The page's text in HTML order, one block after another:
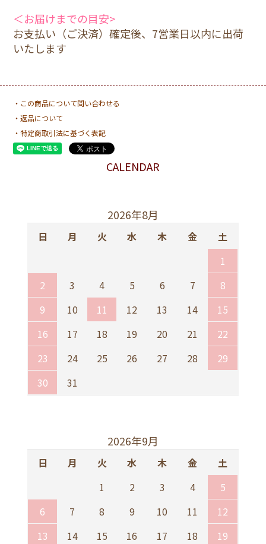
＜お届けまでの目安>
お支払い（ご決済）確定後、7営業日以内に出荷
いたします
・この商品について問い合わせる
・返品について
・特定商取引法に基づく表記
CALENDAR
2026年8月
日 月 火 水 木 金
土
1
2
3 4 5 6 7
8
9
10 11 12 13 14
15
16
17 18 19 20 21
22
23
24 25 26 27 28
29
30
31
2026年9月
日 月 火 水 木 金
土
1
2 3 4
5
6
7 8 9 10 11
12
13
14 15 16 17 18
19